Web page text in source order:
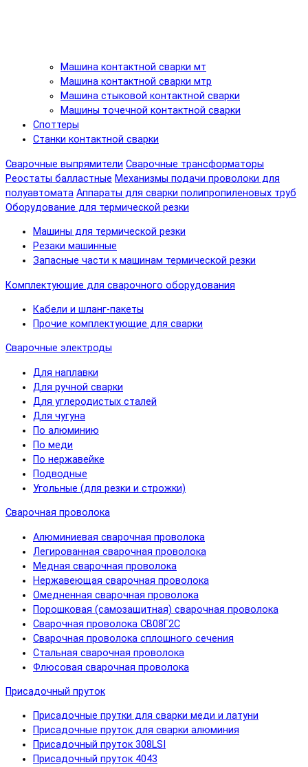
Машина контактной сварки мт
Машина контактной сварки мтр
Машина стыковой контактной сварки
Машины точечной контактной сварки
Споттеры
Станки контактной сварки
Сварочные выпрямители Сварочные трансформаторы
Реостаты балластные Механизмы подачи проволоки для
полуавтомата Аппараты для сварки полипропиленовых труб
Оборудование для термической резки
Машины для термической резки
Резаки машинные
Запасные части к машинам термической резки
Комплектующие для сварочного оборудования
Кабели и шланг-пакеты
Прочие комплектующие для сварки
Сварочные электроды
Для наплавки
Для ручной сварки
Для углеродистых сталей
Для чугуна
По алюминию
По меди
По нержавейке
Подводные
Угольные (для резки и строжки)
Сварочная проволока
Алюминиевая сварочная проволока
Легированная сварочная проволока
Медная сварочная проволока
Нержавеющая сварочная проволока
Омедненная сварочная проволока
Порошковая (самозащитная) сварочная проволока
Сварочная проволока СВ08Г2С
Сварочная проволока сплошного сечения
Стальная сварочная проволока
Флюсовая сварочная проволока
Присадочный пруток
Присадочные прутки для сварки меди и латуни
Присадочные пруток для сварки алюминия
Присадочный пруток 308LSI
Присадочный пруток 4043